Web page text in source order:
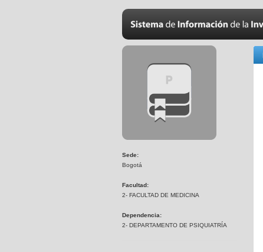
Sede:
Bogotá
Facultad:
2- FACULTAD DE MEDICINA
Dependencia:
2- DEPARTAMENTO DE PSIQUIATRÍA